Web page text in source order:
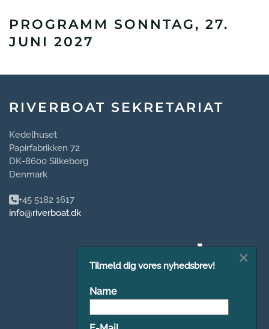
PROGRAMM SONNTAG, 27.
JUNI 2027
RIVERBOAT SEKRETARIAT
Kedelhuset
Papirfabrikken 72
DK-8600 Silkeborg
Denmark
+45 5182 1617
info@riverboat.dk
×
Tilmeld dig vores nyhedsbrev!
Name